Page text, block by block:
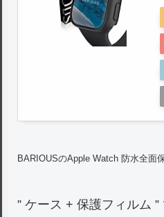
BARIOUSのApple Watch 防水全面
” ケース + 保護フィルム